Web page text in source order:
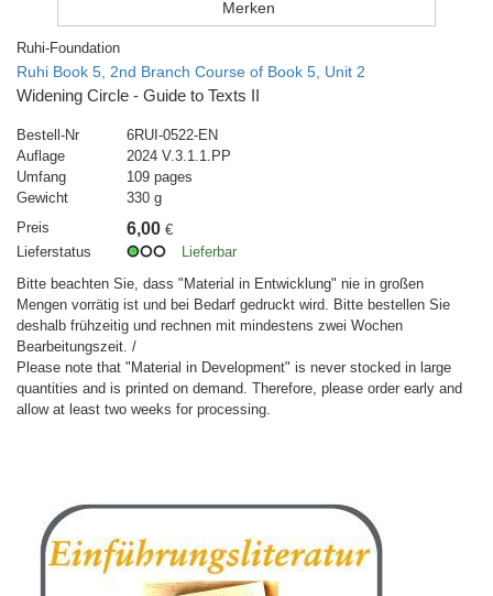
Merken
Ruhi-Foundation
Ruhi Book 5, 2nd Branch Course of Book 5, Unit 2
Widening Circle - Guide to Texts II
Bestell-Nr
6RUI-0522-EN
Auflage
2024 V.3.1.1.PP
Umfang
109 pages
Gewicht
330 g
Preis
6,00 €
Lieferstatus
Lieferbar
Bitte beachten Sie, dass "Material in Entwicklung" nie in großen
Mengen vorrätig ist und bei Bedarf gedruckt wird. Bitte bestellen Sie
deshalb frühzeitig und rechnen mit mindestens zwei Wochen
Bearbeitungszeit. /
Please note that "Material in Development" is never stocked in large
quantities and is printed on demand. Therefore, please order early and
allow at least two weeks for processing.